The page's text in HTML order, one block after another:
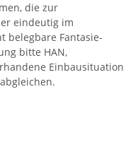
die zur
eindeutig im
belegbare Fantasie-
bitte HAN,
Einbausituation